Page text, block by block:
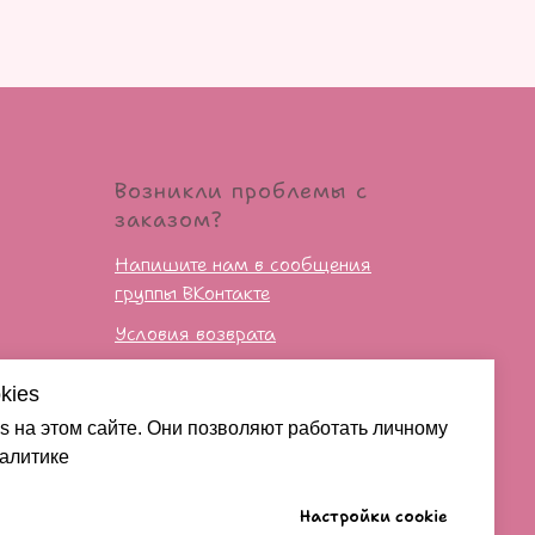
на этом сайте. Они позволяют работать личному
Настройки cookie
Возникли проблемы с
заказом?
Напишите нам в сообщения
группы ВКонтакте
Условия возврата